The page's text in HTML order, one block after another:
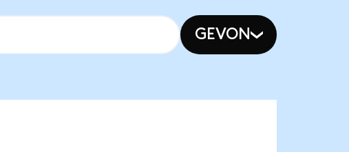
GEVON